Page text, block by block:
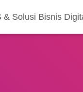
Solusi Bisnis